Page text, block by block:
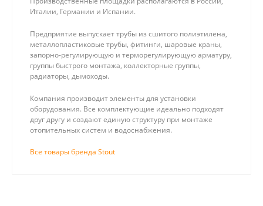
Италии, Германии и Испании.
Предприятие выпускает трубы из сшитого полиэтилена,
металлопластиковые трубы, фитинги, шаровые краны,
запорно-регулирующую и терморегулирующую арматуру,
группы быстрого монтажа, коллекторные группы,
радиаторы, дымоходы.
Компания производит элементы для установки
оборудования. Все комплектующие идеально подходят
друг другу и создают единую структуру при монтаже
отопительных систем и водоснабжения.
Все товары бренда Stout